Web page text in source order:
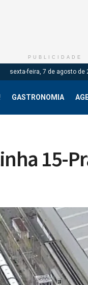
PUBLICIDADE
sexta-feira, 7 de agosto de
GASTRONOMIA
15-